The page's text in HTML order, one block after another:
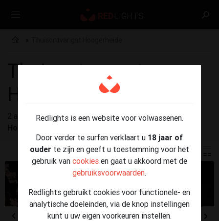
Redlights is een website voor volwassenen.
Door verder te surfen verklaart u 18 jaar of
ouder te zijn en geeft u toestemming voor het
gebruik van cookiesen gaat u akkoord met de
gebruiksvoorwaarden.
Redlights gebruikt cookies voor functionele- en
analytische doeleinden, via de knop instellingen
kunt u uw eigen voorkeuren instellen.
Thuisontvangst
Hoogerheide
2 advertenties gevonden voorThuisontvangst